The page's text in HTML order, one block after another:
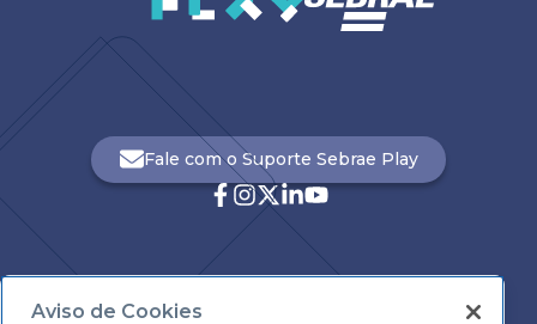
Fale com o Suporte Sebrae Play
Aviso de Cookies